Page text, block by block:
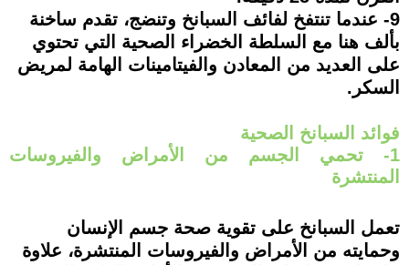
9- عندما تنتفخ لفائف السبانخ وتنضج، تقدم ساخنة
بألف هنا مع السلطة الخضراء الصحية التي تحتوي
على العديد من المعادن والفيتامينات الهامة لمريض
السكر.
فوائد السبانخ الصحية
1- تحمي الجسم من الأمراض والفيروسات
المنتشرة
تعمل السبانخ على تقوية صحة جسم الإنسان
وحمايته من الأمراض والفيروسات المنتشرة، علاوة